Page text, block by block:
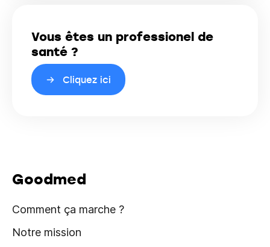
Vous êtes un professionel de
santé ?
Cliquez ici
Goodmed
Comment ça marche ?
Notre mission